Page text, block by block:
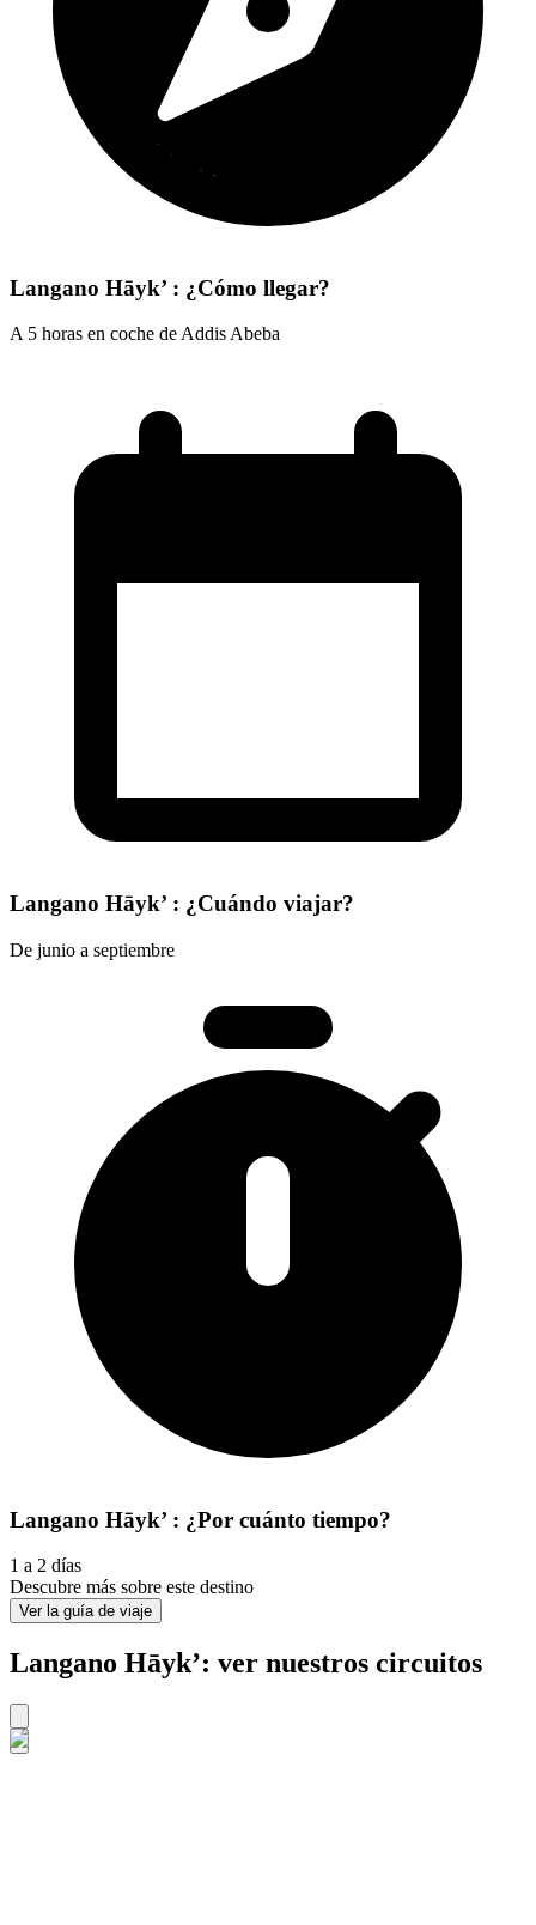
Langano Hāyk’ : ¿Cómo llegar?
A 5 horas en coche de Addis Abeba
Langano Hāyk’ : ¿Cuándo viajar?
De junio a septiembre
Langano Hāyk’ : ¿Por cuánto tiempo?
1 a 2 días
Descubre más sobre este destino
Ver la guía de viaje
Langano Hāyk’: ver nuestros circuitos